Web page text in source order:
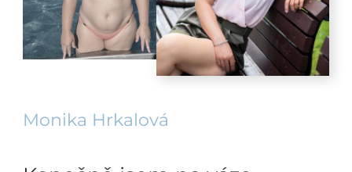
Monika Hrkalová